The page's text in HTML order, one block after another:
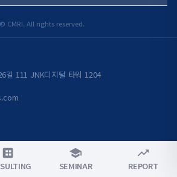
SEMINAR REPORT
© CMRI. All rights reserved.
길 111 JNK디지털 타워 1204